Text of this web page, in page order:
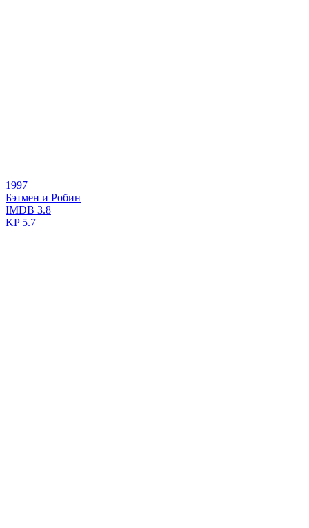
1997
Бэтмен и Робин
IMDB 3.8
KP5.7